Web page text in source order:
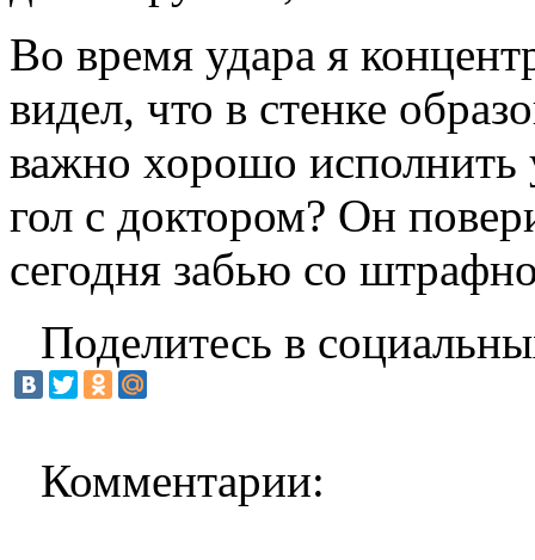
Во время удара я
видел, что в стенке
важно хорошо исполнить
гол с доктором? Он
сегодня забью со
Поделитесь в
Комментарии: